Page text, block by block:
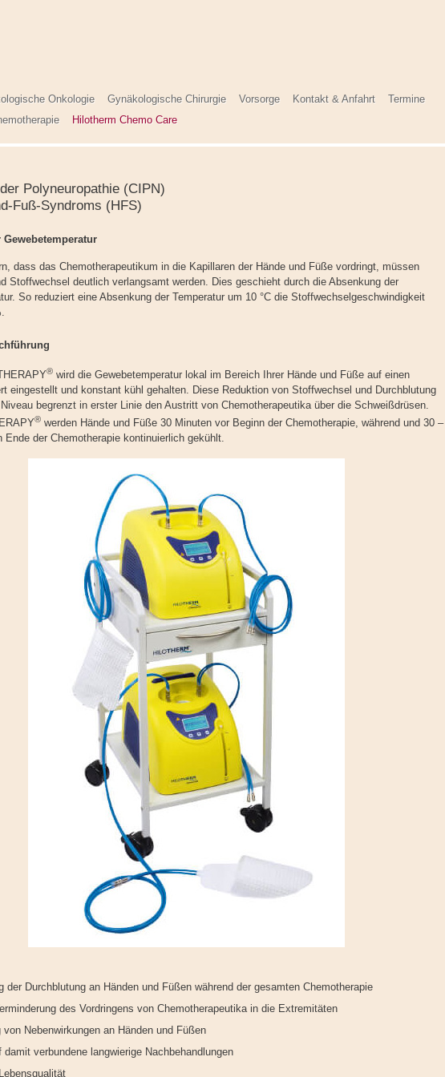
Onkologie Gynäkologische Chirurgie Vorsorge Kontakt & Anfahrt
Termine
Hilotherm Chemo Care
Polyneuropathie (CIPN)
Fuß-Syndroms (HFS)
dass das Chemotherapeutikum in die Kapillaren der Hände und Füße vordringt, müssen
Stoffwechsel deutlich verlangsamt werden. Dies geschieht durch die Absenkung der
So reduziert eine Absenkung der Temperatur um 10 °C die Stoffwechselgeschwindigkeit
® wird die Gewebetemperatur lokal im Bereich Ihrer Hände und Füße auf einen
eingestellt und konstant kühl gehalten. Diese Reduktion von Stoffwechsel und Durchblutung
begrenzt in erster Linie den Austritt von Chemotherapeutika über die Schweißdrüsen.
® werden Hände und Füße 30 Minuten vor Beginn der Chemotherapie, während und 30 –
Ende der Chemotherapie kontinuierlich gekühlt.
der Durchblutung an Händen und Füßen während der gesamten Chemotherapie
des Vordringens von Chemotherapeutika in die Extremitäten
von Nebenwirkungen an Händen und Füßen
damit verbundene langwierige Nachbehandlungen